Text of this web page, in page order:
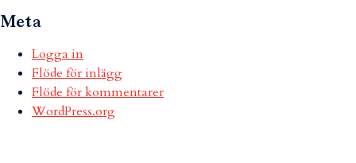
Meta
Logga in
Flöde för inlägg
Flöde för kommentarer
WordPress.org